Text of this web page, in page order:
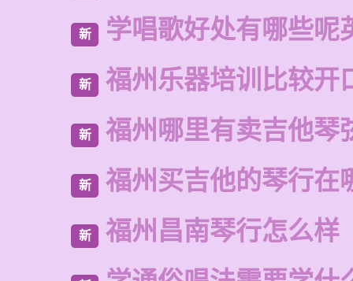
新 学唱歌好处有哪些呢
新 福州乐器培训比较开
新 福州哪里有卖吉他琴
新 福州买吉他的琴行在
新 福州昌南琴行怎么样